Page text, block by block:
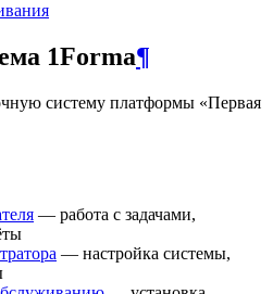
1Forma¶
систему платформы «Первая
— работа с задачами,
— настройка системы,